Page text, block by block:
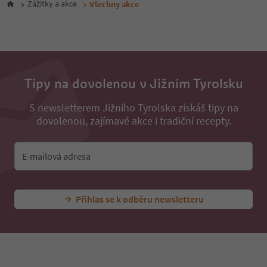
29
33
46
48
Zážitky a akce Všechny akce
Tipy na dovolenou v Jižním Tyrolsku
S newsletterem Jižního Tyrolska získáš tipy na
dovolenou, zajímavé akce i tradiční recepty.
E-mailová adresa
Přihlas se k odběru newsletteru